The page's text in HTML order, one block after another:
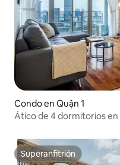
Condo en Quận 1
Ático de 4 dormitorios en
Superanfitrión
Superanfitrión